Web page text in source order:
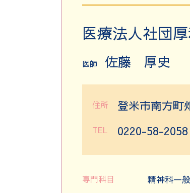
医療法人社団
医師 佐藤 厚史
住所 登米市南方
TEL 0220-58-2058
専門科目 精神科一般